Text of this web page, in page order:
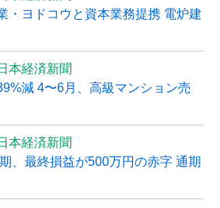
・ヨドコウと資本業務提携 電炉建
本経済新聞
減 4〜6月、高級マンション売
本経済新聞
、最終損益が500万円の赤字 通期